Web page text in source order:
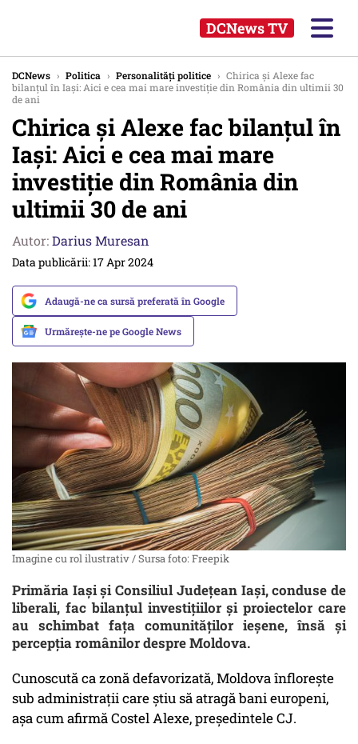
DCNews TV
DCNews › Politica › Personalități politice › Chirica și Alexe fac
bilanțul în Iași: Aici e cea mai mare investiție din România din ultimii 30
de ani
Chirica și Alexe fac bilanțul în
Iași: Aici e cea mai mare
investiție din România din
ultimii 30 de ani
Autor:Darius Muresan
Data publicării: 17 Apr 2024
Adaugă-ne ca sursă preferată în Google
Urmărește-ne pe Google News
Imagine cu rol ilustrativ / Sursa foto: Freepik
Primăria Iași și Consiliul Județean Iași, conduse de
liberali, fac bilanțul investițiilor și proiectelor care
au schimbat fața comunităților ieșene, însă și
percepția românilor despre Moldova.
Cunoscută ca zonă defavorizată, Moldova înflorește
sub administrații care știu să atragă bani europeni,
așa cum afirmă Costel Alexe, președintele CJ.